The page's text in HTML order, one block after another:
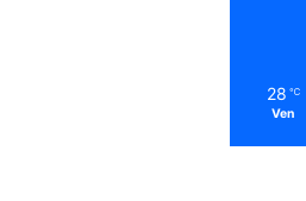
28 ℃
Ven